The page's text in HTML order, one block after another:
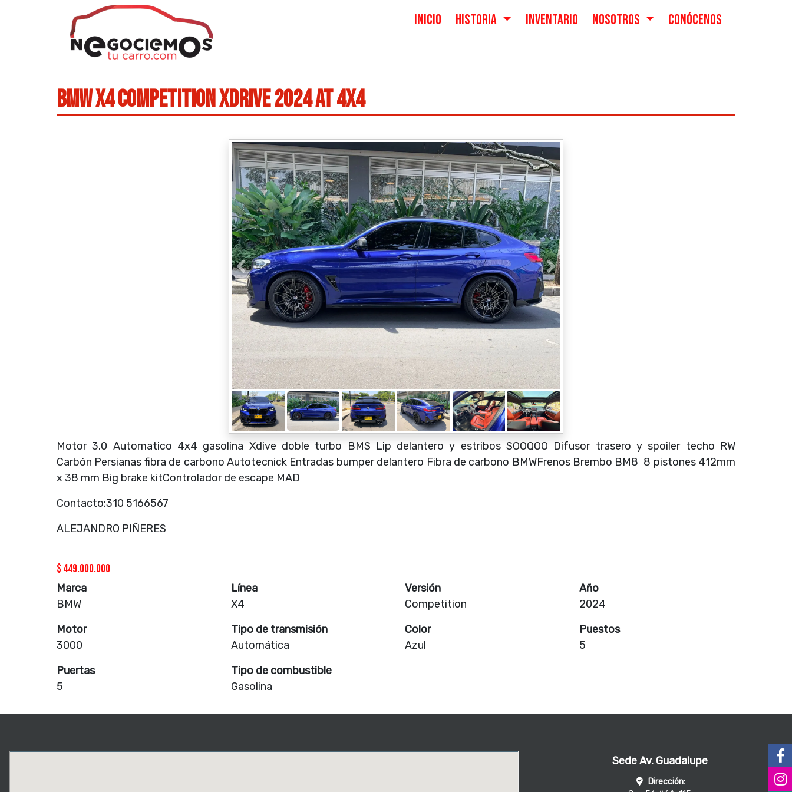
INICIO HISTORIA INVENTARIO NOSOTROS CONÓCENOS
BMW X4 COMPETITION XDRIVE 2024 AT 4X4
Motor 3.0 Automatico 4x4 gasolina Xdive doble turbo BMS Lip delantero y estribos SOOQOO Difusor trasero y spoiler techo RW
Carbón Persianas fibra de carbono Autotecnick Entradas bumper delantero Fibra de carbono BMWFrenos Brembo BM8 8 pistones 412mm
x 38 mm Big brake kitControlador de escape MAD
Contacto:310 5166567
ALEJANDRO PIÑERES
$449.000.000
Marca
BMW
Línea
X4
Versión
Competition
Año
2024
Motor
3000
Tipo de transmisión
Automática
Color
Azul
Puestos
5
Puertas
5
Tipo de combustible
Gasolina
Sede Av. Guadalupe
Dirección: